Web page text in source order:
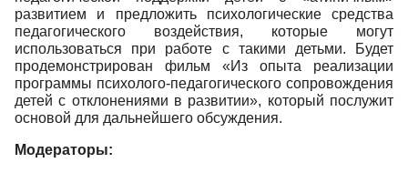
развитием и предложить психологические средства
педагогического воздействия, которые могут
использоваться при работе с такими детьми. Будет
продемонстрирован фильм «Из опыта реализации
программы психолого-педагогического сопровождения
детей с отклонениями в развитии», который послужит
основой для дальнейшего обсуждения.
Модераторы: